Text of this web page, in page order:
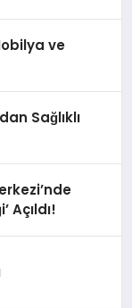
ve
Sağlıklı
Açıldı!